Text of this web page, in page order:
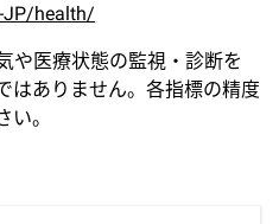
JP/health/
や医療状態の監視・診断を
はありません。各指標の精度
い。